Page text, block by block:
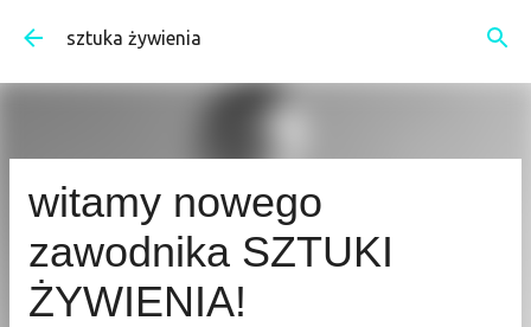
Przejdź do głównej zawartości
sztuka żywienia
witamy nowego
zawodnika SZTUKI
ŻYWIENIA!